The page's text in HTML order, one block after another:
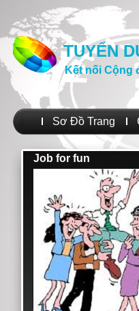
TUYỂN
Kết nối Cộng
Sơ Đồ Trang
Job for fun